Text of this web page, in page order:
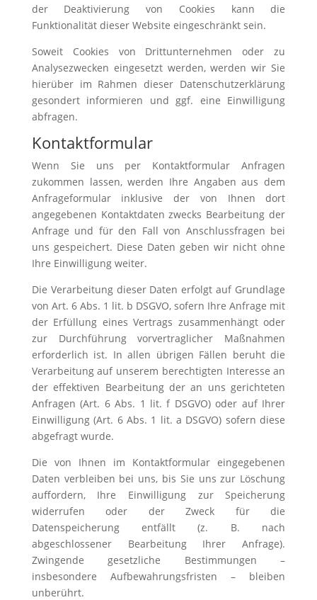
der Deaktivierung von Cookies kann die
Funktionalität dieser Website eingeschränkt sein.
Soweit Cookies von Drittunternehmen oder zu
Analysezwecken eingesetzt werden, werden wir Sie
hierüber im Rahmen dieser Datenschutzerklärung
gesondert informieren und ggf. eine Einwilligung
abfragen.
Kontaktformular
Wenn Sie uns per Kontaktformular Anfragen
zukommen lassen, werden Ihre Angaben aus dem
Anfrageformular inklusive der von Ihnen dort
angegebenen Kontaktdaten zwecks Bearbeitung der
Anfrage und für den Fall von Anschlussfragen bei
uns gespeichert. Diese Daten geben wir nicht ohne
Ihre Einwilligung weiter.
Die Verarbeitung dieser Daten erfolgt auf Grundlage
von Art. 6 Abs. 1 lit. b DSGVO, sofern Ihre Anfrage mit
der Erfüllung eines Vertrags zusammenhängt oder
zur Durchführung vorvertraglicher Maßnahmen
erforderlich ist. In allen übrigen Fällen beruht die
Verarbeitung auf unserem berechtigten Interesse an
der effektiven Bearbeitung der an uns gerichteten
Anfragen (Art. 6 Abs. 1 lit. f DSGVO) oder auf Ihrer
Einwilligung (Art. 6 Abs. 1 lit. a DSGVO) sofern diese
abgefragt wurde.
Die von Ihnen im Kontaktformular eingegebenen
Daten verbleiben bei uns, bis Sie uns zur Löschung
auffordern, Ihre Einwilligung zur Speicherung
widerrufen oder der Zweck für die
Datenspeicherung entfällt (z. B. nach
abgeschlossener Bearbeitung Ihrer Anfrage).
Zwingende gesetzliche Bestimmungen –
insbesondere Aufbewahrungsfristen – bleiben
unberührt.